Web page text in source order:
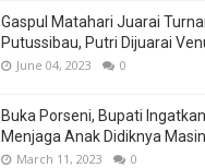
Gaspul Matahari Juarai
Putussibau, Putri Dijuarai
June 04, 2023 0
Buka Porseni, Bupati
Menjaga Anak Didiknya
March 11, 2023 0